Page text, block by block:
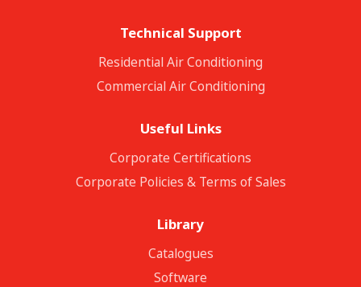
Technical Support
Residential Air Conditioning
Commercial Air Conditioning
Useful Links
Corporate Certifications
Corporate Policies & Terms of Sales
Library
Catalogues
Software